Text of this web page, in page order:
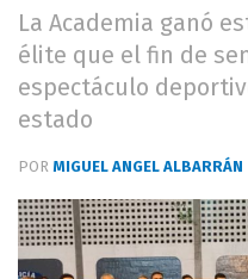
La Academia ganó
élite que el fin de
espectáculo
estado
POR MIGUEL ANGEL ALBARRÁN